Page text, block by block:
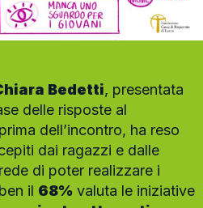
Bedetti, presentata
delle risposte al
dell’incontro, ha reso
dai ragazzi e dalle
di poter realizzare i
il 68% valuta le iniziative